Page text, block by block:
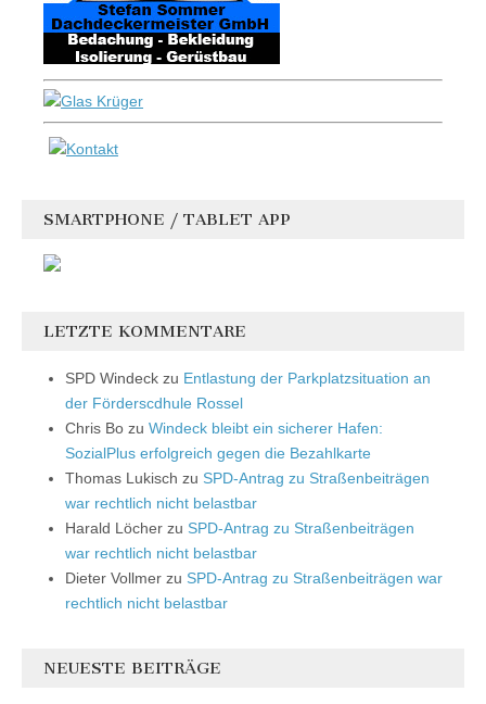
SMARTPHONE / TABLET APP
LETZTE KOMMENTARE
SPD Windeck zu Entlastung der Parkplatzsituation an
der Förderscdhule Rossel
Chris Bo zu Windeck bleibt ein sicherer Hafen:
SozialPlus erfolgreich gegen die Bezahlkarte
Thomas Lukisch zu SPD-Antrag zu Straßenbeiträgen
war rechtlich nicht belastbar
Harald Löcher zu SPD-Antrag zu Straßenbeiträgen
war rechtlich nicht belastbar
Dieter Vollmer zu SPD-Antrag zu Straßenbeiträgen war
rechtlich nicht belastbar
NEUESTE BEITRÄGE